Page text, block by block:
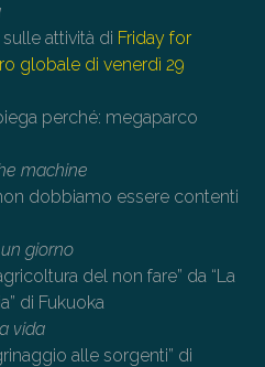
attività di Friday for
globale di venerdì 29
perché: megaparco
machine
dobbiamo essere contenti
giorno
del non fare” da “La
di Fukuoka
vida
alle sorgenti” di